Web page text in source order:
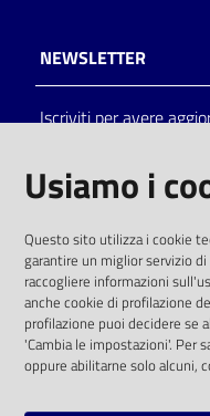
NEWSLETTER
Iscriviti per avere
solo alle condizioni
comunitaria 2003/98/
SOCIAL
Usiamo i
Questo sito utilizza i cookie
garantire un miglior servizio
raccogliere informazioni
anche cookie di profilazione
profilazione puoi decidere se
'Cambia le impostazioni'. Per
oppure abilitarne solo alcuni,